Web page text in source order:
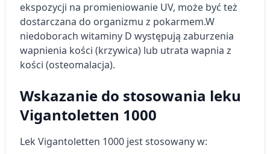
ekspozycji na promieniowanie UV, może być też
dostarczana do organizmu z pokarmem.W
niedoborach witaminy D występują zaburzenia
wapnienia kości (krzywica) lub utrata wapnia z
kości (osteomalacja).
Wskazanie do stosowania leku
Vigantoletten 1000
Lek Vigantoletten 1000 jest stosowany w: